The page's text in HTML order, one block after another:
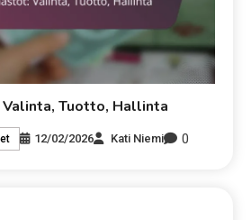
Tuotto, Hallinta
12/02/2026 Kati Niemi 0